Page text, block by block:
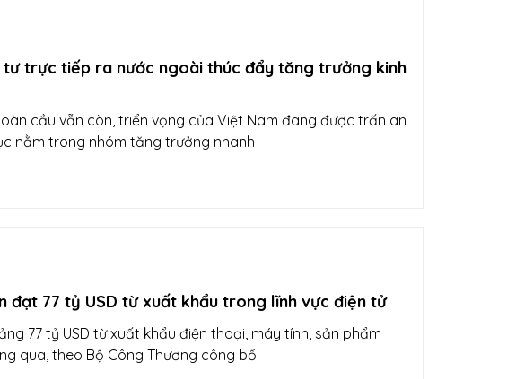
tư trực tiếp ra nước ngoài thúc đẩy tăng trưởng kinh
cầu vẫn còn, triển vọng của Việt Nam đang được trấn an
nằm trong nhóm tăng trưởng nhanh
đạt 77 tỷ USD từ xuất khẩu trong lĩnh vực điện tử
77 tỷ USD từ xuất khẩu điện thoại, máy tính, sản phẩm
qua, theo Bộ Công Thương công bố.